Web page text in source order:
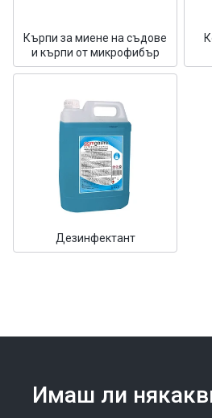
Кърпи за миене на съдове
и кърпи от микрофибър
Дезинфектант
Имаш ли